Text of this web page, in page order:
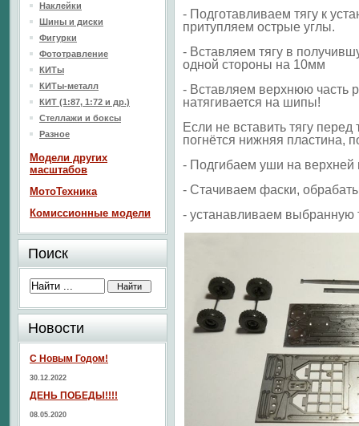
- Подготавливаем тягу к
притупляем острые углы.
- Вставляем тягу в
одной стороны на 10мм
- Вставляем верхнюю часть
натягивается на шипы!
Если не вставить тягу
погнётся нижняя пластина,
- Подгибаем уши на верхней
- Стачиваем фаски,
- устанавливаем выбранную
Наклейки
Шины и диски
Фигурки
Фототравление
КИТы
КИТы-металл
КИТ (1:87, 1:72 и др.)
Стеллажи и боксы
Разное
Модели других
масштабов
МотоТехника
Комиссионные модели
Поиск
Новости
С Новым Годом!
30.12.2022
ДЕНЬ ПОБЕДЫ!!!!
08.05.2020